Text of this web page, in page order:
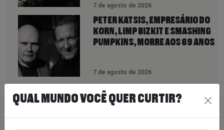
7 de agosto de 2026
PETER KATSIS, EMPRESÁRIO DO
KORN, LIMP BIZKIT E SMASHING
PUMPKINS, MORRE AOS 69 ANOS
7 de agosto de 2026
PEÇA SUA MÚSICA
QUAL MUNDO VOCÊ QUER CURTIR?